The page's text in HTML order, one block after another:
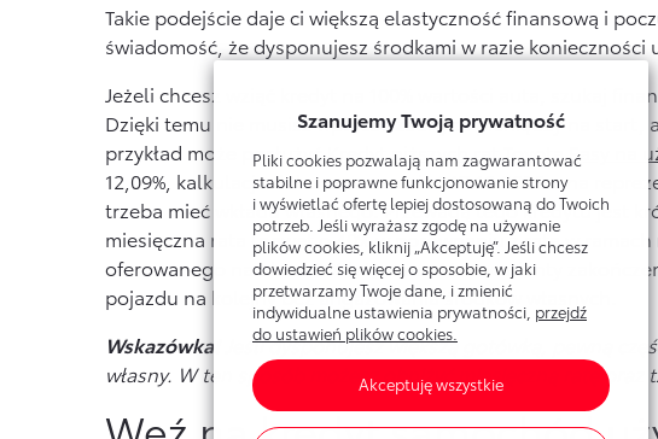
Szanujemy Twoją prywatność
Pliki cookies pozwalają nam zagwarantować
stabilne i poprawne funkcjonowanie strony
i wyświetlać ofertę lepiej dostosowaną do Twoich
potrzeb. Jeśli wyrażasz zgodę na używanie
plików cookies, kliknij „Akceptuję”. Jeśli chcesz
dowiedzieć się więcej o sposobie, w jaki
przetwarzamy Twoje dane, i zmienić
indywidualne ustawienia prywatności, przejdź
do ustawień plików cookies.
Akceptuję wszystkie
Takie podejście daje ci większą elastyczność finansową i
świadomość, że dysponujesz środkami w razie
Jeżeli chcesz wziąć kredyt na 100% wartości auta, szukaj
Dzięki temu nie musisz wpłacać żadnych pieniędzy na start,
przykład może posłużyćKredyt niższych rat Toyota Easy na
12,09%, kalkulacja dokonana na dzień 17.10.2025 r. na
trzeba mieć wkładu własnego. Przewagą tego kredytu jest
miesięczna rata (nawet o 40% w porównaniu z ratą w
oferowanego na okres 3-4 lat) oraz różne warianty
pojazdu na kolejny bez angażowania środków własnych.
Wskazówka!
Jeśli dysponujesz większą gotówką, pewną
własny. W ten sposób możesz obniżyć miesięczną ratę oraz